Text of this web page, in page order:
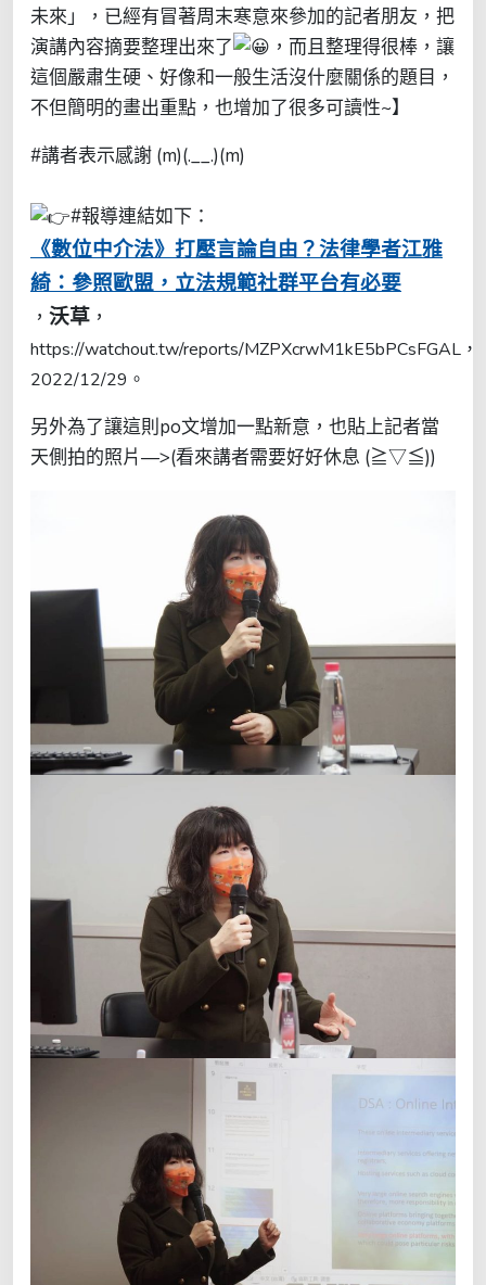
未來」，已經有冒著周末寒意來參加的記者朋友，把
演講內容摘要整理出來了
， 而且整理得很棒，讓
這個嚴肅生硬、好像和一般生活沒什麼關係的題目，
不但簡明的畫出重點，也增加了很多可讀性~】
#講者表示感謝 (m)(.__.)(m)
#報導連結如下：
《數位中介法》打壓言論自由？法律學者江雅
綺：參照歐盟，立法規範社群平台有必要
， 沃草 ，
https://watchout.tw/reports/MZPXcrwM1kE5bPCsFGAL，
2022/12/29。
另外為了讓這則po文增加一點新意，也貼上記者當
天側拍的照片—>(看來講者需要好好休息 (≧▽≦))